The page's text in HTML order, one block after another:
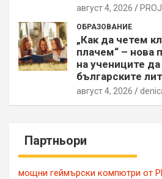
август 4, 2026
ОБРАЗОВАНИЕ
„Как да четем
плачем“ – нова
на учениците
българските
август 4, 2026
Партньори
мощни геймърски компютри от